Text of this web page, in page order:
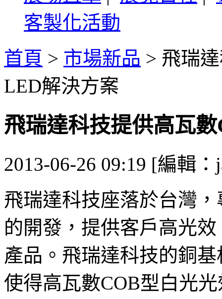
客製化活動
首頁 > 市場新品 > 飛瑞
LED解決方案
飛瑞達科技提供高瓦
2013-06-26 09:19 [編輯：
飛瑞達科技座落於台灣
的開發，提供客戶高光
產品。飛瑞達科技的銅
使得高瓦數COB型白光